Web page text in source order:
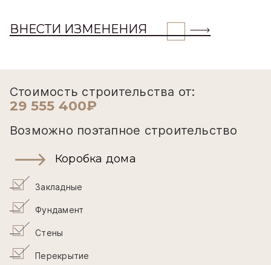
ВНЕСТИ ИЗМЕНЕНИЯ
Стоимость строительства от:
29 555 400₽
Возможно поэтапное строительство
Коробка дома
Закладные
Фундамент
Стены
Перекрытие